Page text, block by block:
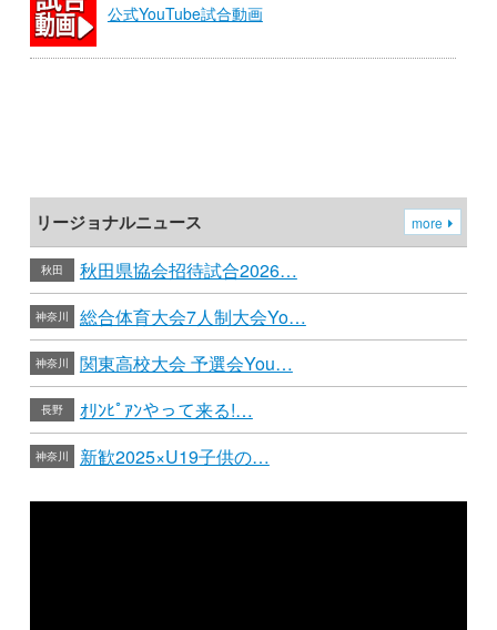
公式YouTube試合動画
リージョナルニュース more
秋田 秋田県協会招待試合2026…
神奈川 総合体育大会7人制大会Yo…
神奈川 関東高校大会 予選会You…
長野 ｵﾘﾝﾋﾟｱﾝやって来る!…
神奈川 新歓2025×U19子供の…